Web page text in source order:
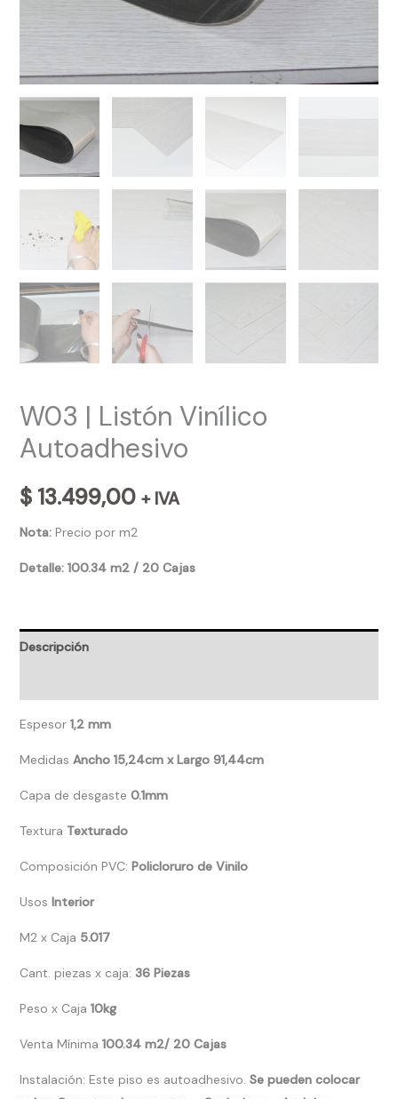
W03 | Listón Vinílico
Autoadhesivo
$13.499,00 + IVA
Nota: Precio por m2
Detalle: 100.34 m2 / 20 Cajas
Descripción
Espesor 1,2 mm
Medidas Ancho 15,24cm x Largo 91,44cm
Capa de desgaste 0.1mm
Textura Texturado
Composición PVC: Policloruro de Vinilo
Usos Interior
M2 x Caja 5.017
Cant. piezas x caja: 36 Piezas
Peso x Caja 10kg
Venta Mínima 100.34 m2/ 20 Cajas
Instalación: Este piso es autoadhesivo. Se pueden colocar